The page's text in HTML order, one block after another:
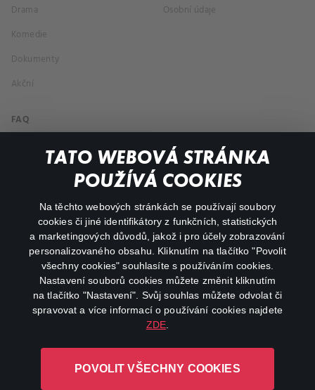
TATO WEBOVÁ STRÁNKA
POUŽÍVÁ COOKIES
Na těchto webových stránkách se používají soubory
cookies či jiné identifikátory z funkčních, statistických
a marketingových důvodů, jakož i pro účely zobrazování
personalizovaného obsahu. Kliknutím na tlačítko "Povolit
všechny cookies" souhlasíte s používáním cookies.
Nastavení souborů cookies můžete změnit kliknutím
na tlačítko "Nastavení". Svůj souhlas můžete odvolat či
spravovat a více informací o používání cookies najdete
ZDE
POVOLIT VŠECHNY COOKIES
Drama
Komedie
Dokumenty
Akční
Osobní údaje
FAQ
Můj účet
Důležité odkazy
facebookinstagram
youtube
L-1246 Luxembourg R.C.S.